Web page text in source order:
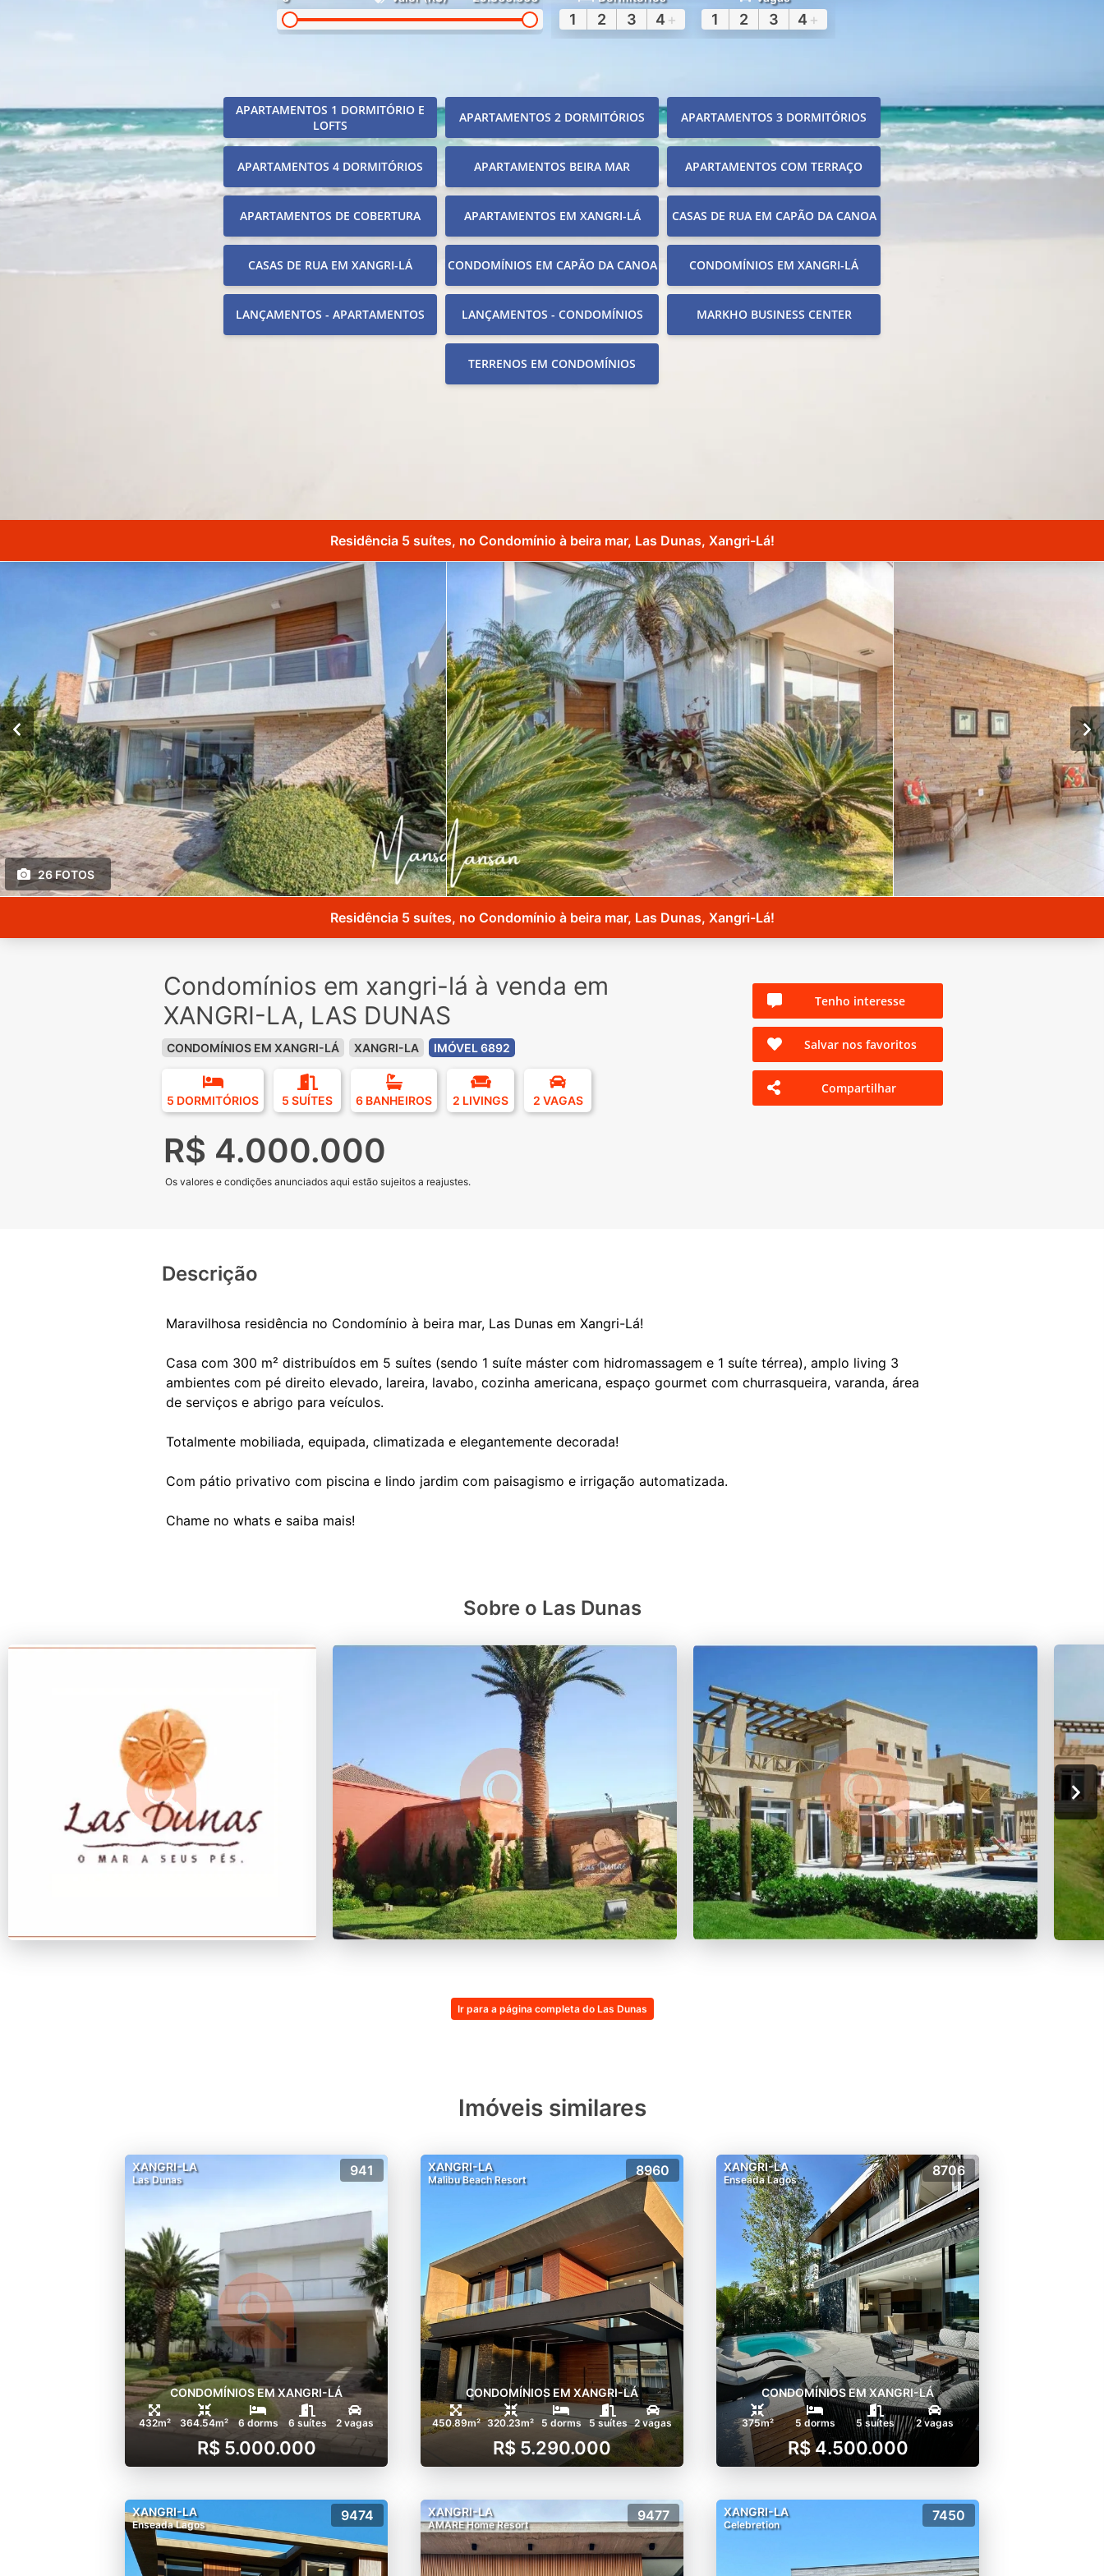
1 2 3 4 + 1 2 3 4 +
APARTAMENTOS 1 DORMITÓRIO E
LOFTS
APARTAMENTOS 2 DORMITÓRIOS APARTAMENTOS 3 DORMITÓRIOS
APARTAMENTOS 4 DORMITÓRIOS APARTAMENTOS BEIRA MAR APARTAMENTOS COM TERRAÇO
APARTAMENTOS DE COBERTURA APARTAMENTOS EM XANGRI-LÁ CASAS DE RUA EM CAPÃO DA CANOA
CASAS DE RUA EM XANGRI-LÁ CONDOMÍNIOS EM CAPÃO DA CANOA CONDOMÍNIOS EM XANGRI-LÁ
LANÇAMENTOS - APARTAMENTOS LANÇAMENTOS - CONDOMÍNIOS MARKHO BUSINESS CENTER
TERRENOS EM CONDOMÍNIOS
Residência 5 suítes, no Condomínio à beira mar, Las Dunas, Xangri-Lá!
26 FOTOS
Residência 5 suítes, no Condomínio à beira mar, Las Dunas, Xangri-Lá!
Condomínios em xangri-lá à venda em
XANGRI-LA, LAS DUNAS
CONDOMÍNIOS EM XANGRI-LÁ XANGRI-LA IMÓVEL 6892
5 DORMITÓRIOS 5 SUÍTES 6 BANHEIROS 2 LIVINGS 2 VAGAS
R$ 4.000.000
Os valores e condições anunciados aqui estão sujeitos a reajustes.
Tenho interesse
Salvar nos favoritos
Compartilhar
Descrição
Maravilhosa residência no Condomínio à beira mar, Las Dunas em Xangri-Lá!
Casa com 300 m² distribuídos em 5 suítes (sendo 1 suíte máster com hidromassagem e 1 suíte térrea), amplo living 3
ambientes com pé direito elevado, lareira, lavabo, cozinha americana, espaço gourmet com churrasqueira, varanda, área
de serviços e abrigo para veículos.
Totalmente mobiliada, equipada, climatizada e elegantemente decorada!
Com pátio privativo com piscina e lindo jardim com paisagismo e irrigação automatizada.
Sobre o Las Dunas
Ir para a página completa do Las Dunas
Imóveis similares
XANGRI-LA
Las Dunas
941
CONDOMÍNIOS EM XANGRI-LÁ
432m² 364.54m² 6 dorms 6 suítes 2 vagas
R$ 5.000.000
XANGRI-LA
Malibu Beach Resort
8960
CONDOMÍNIOS EM XANGRI-LÁ
450.89m² 320.23m² 5 dorms 5 suítes 2 vagas
R$ 5.290.000
XANGRI-LA
Enseada Lagos
8706
CONDOMÍNIOS EM XANGRI-LÁ
375m² 5 dorms 5 suítes 2 vagas
R$ 4.500.000
XANGRI-LA
Enseada Lagos
9474 XANGRI-LA
AMARE Home Resort
9477 XANGRI-LA
Celebretion
7450